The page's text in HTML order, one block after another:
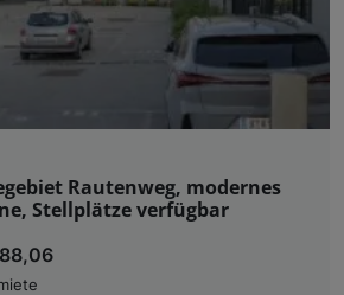
Rautenweg, modernes
Stellplätze verfügbar